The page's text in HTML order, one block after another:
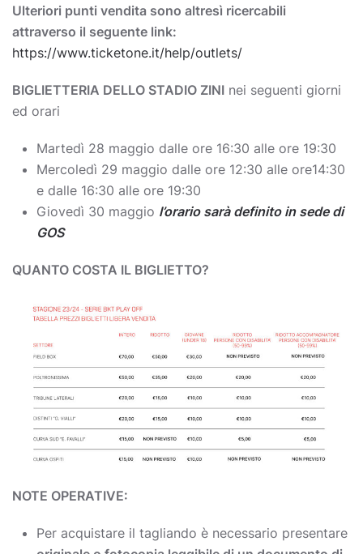
Ulteriori punti vendita sono altresì ricercabili
attraverso il seguente link:
https://www.ticketone.it/help/outlets/
BIGLIETTERIA DELLO STADIO ZINI nei seguenti giorni
ed orari
Martedì 28 maggio dalle ore 16:30 alle ore 19:30
Mercoledì 29 maggio dalle ore 12:30 alle ore14:30
e dalle 16:30 alle ore 19:30
Giovedì 30 maggio l’orario sarà definito in sede di
GOS
QUANTO COSTA IL BIGLIETTO?
NOTE OPERATIVE:
Per acquistare il tagliando è necessario presentare